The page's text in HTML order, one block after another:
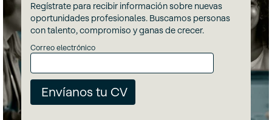
Regístrate para recibir información sobre nuevas
oportunidades profesionales. Buscamos personas
con talento, compromiso y ganas de crecer.
Correo electrónico